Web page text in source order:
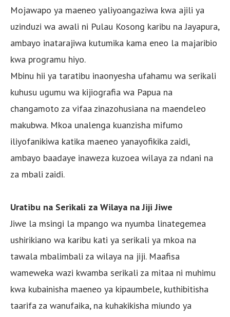
Mojawapo ya maeneo yaliyoangaziwa kwa ajili ya
uzinduzi wa awali ni Pulau Kosong karibu na Jayapura,
ambayo inatarajiwa kutumika kama eneo la majaribio
kwa programu hiyo.
Mbinu hii ya taratibu inaonyesha ufahamu wa serikali
kuhusu ugumu wa kijiografia wa Papua na
changamoto za vifaa zinazohusiana na maendeleo
makubwa. Mkoa unalenga kuanzisha mifumo
iliyofanikiwa katika maeneo yanayofikika zaidi,
ambayo baadaye inaweza kuzoea wilaya za ndani na
za mbali zaidi.
Uratibu na Serikali za Wilaya na Jiji Jiwe
Jiwe la msingi la mpango wa nyumba linategemea
ushirikiano wa karibu kati ya serikali ya mkoa na
tawala mbalimbali za wilaya na jiji. Maafisa
wameweka wazi kwamba serikali za mitaa ni muhimu
kwa kubainisha maeneo ya kipaumbele, kuthibitisha
taarifa za wanufaika, na kuhakikisha miundo ya